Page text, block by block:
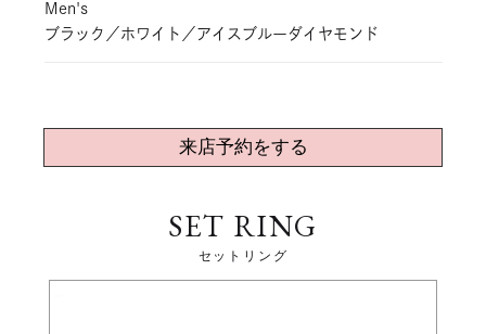
Men's
ブラック／ホワイト／アイスブルーダイヤモンド
来店予約をする
SET RING
セットリング